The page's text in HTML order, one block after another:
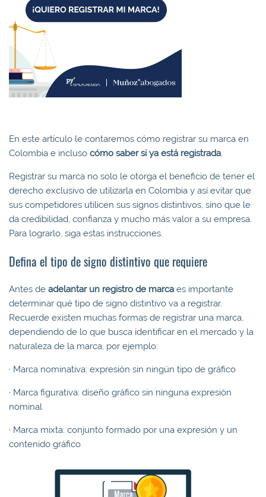
En este artículo le contaremos cómo registrar su marca en
Colombia e incluso cómo saber si ya está registrada.
Registrar su marca no solo le otorga el beneficio de tener el
derecho exclusivo de utilizarla en Colombia y así evitar que
sus competidores utilicen sus signos distintivos, sino que le
da credibilidad, confianza y mucho más valor a su empresa.
Para lograrlo, siga estas instrucciones.
Defina el tipo de signo distintivo que requiere
Antes de adelantar un registro de marca es importante
determinar qué tipo de signo distintivo va a registrar.
Recuerde existen muchas formas de registrar una marca,
dependiendo de lo que busca identificar en el mercado y la
naturaleza de la marca, por ejemplo:
· Marca nominativa: expresión sin ningún tipo de gráfico
· Marca figurativa: diseño gráfico sin ninguna expresión
nominal
· Marca mixta: conjunto formado por una expresión y un
contenido gráfico